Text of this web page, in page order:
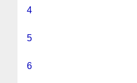
4
5
6